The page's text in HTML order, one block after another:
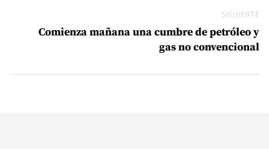
SIGUIENTE
Comienza mañana una cumbre de petróleo y
gas no convencional